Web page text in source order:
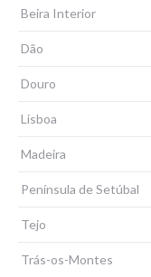
Beira Interior
Dão
Douro
Lisboa
Madeira
Península de Setúbal
Tejo
Trás-os-Montes